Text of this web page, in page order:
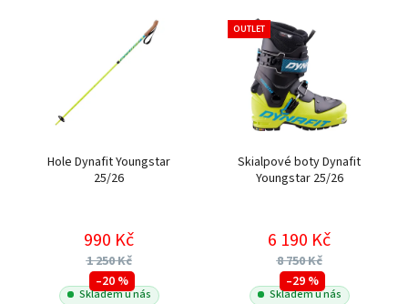
Hole Dynafit Youngstar
25/26
990 Kč
1 250 Kč
–20 %
Skladem u nás
OUTLET
Skialpové boty Dynafit
Youngstar 25/26
6 190 Kč
8 750 Kč
–29 %
Skladem u nás